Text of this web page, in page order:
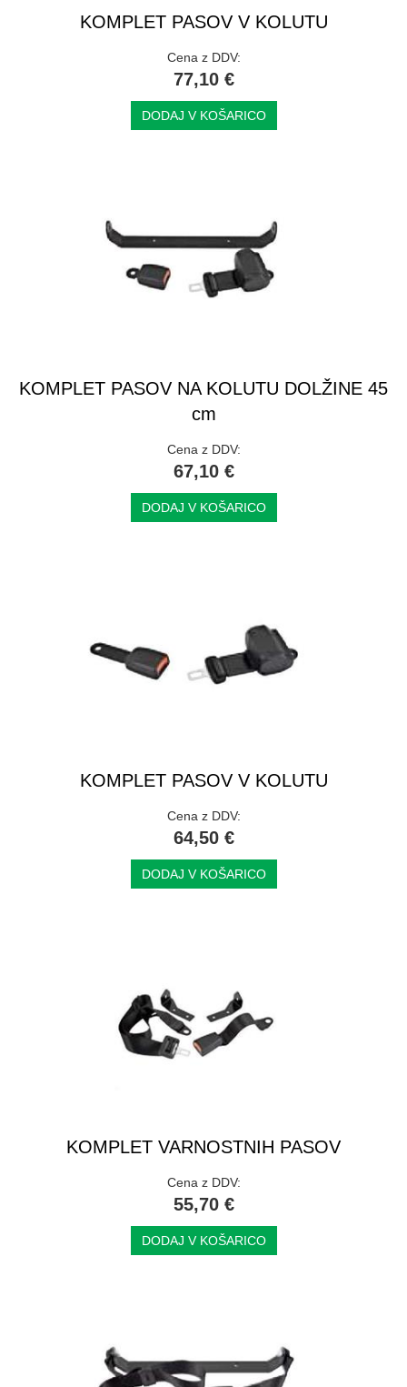
KOMPLET PASOV V KOLUTU
Cena z DDV:
77,10 €
DODAJ V KOŠARICO
KOMPLET PASOV NA KOLUTU DOLŽINE 45
cm
Cena z DDV:
67,10 €
DODAJ V KOŠARICO
KOMPLET PASOV V KOLUTU
Cena z DDV:
64,50 €
DODAJ V KOŠARICO
KOMPLET VARNOSTNIH PASOV
Cena z DDV:
55,70 €
DODAJ V KOŠARICO